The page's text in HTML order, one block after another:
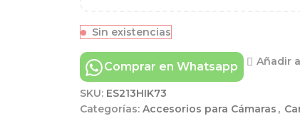
Sin existencias
Comprar en Whatsapp Añadir
SKU: ES213HIK73
Categorías: Accesorios para Cámaras ,